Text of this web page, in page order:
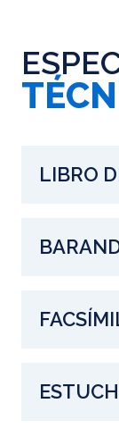
LIBRO